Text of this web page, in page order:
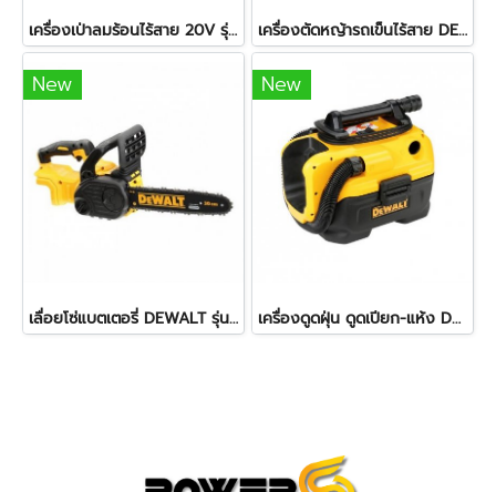
เครื่องเป่าลมร้อนไร้สาย 20V รุ่น DCE530N-KR DEWALT (เครื่องเปล่า) เครื่องตัดหญ้ารถเข็นไร้สาย DEWALT รุ่น DCMW564N 2 X 20V. (ตัวเปล่า)
New
เลื่อยโซ่แบตเตอรี่ DEWALT รุ่น DCM565N-B1 ขนาด 10 นิ้ว 20V. (ตัวเปล่า)
New
เครื่องดูดฝุ่น ดูดเปียก-แห้ง DEWALT DCV584L-QW 20V. (ตัวเปล่า)